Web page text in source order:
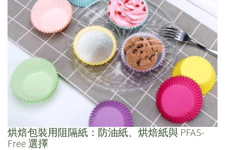
烘焙包裝用阻隔紙：防油紙、烘焙紙與 PFAS-
Free 選擇